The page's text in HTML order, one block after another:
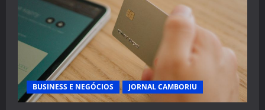
BUSINESS E NEGÓCIOS JORNAL CAMBORIU